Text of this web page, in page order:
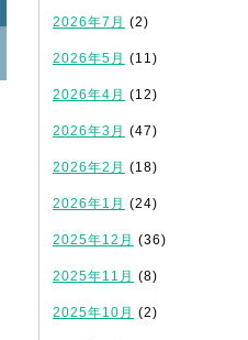
2026年7月 (2)
2026年5月 (11)
2026年4月 (12)
2026年3月 (47)
2026年2月 (18)
2026年1月 (24)
2025年12月 (36)
2025年11月 (8)
2025年10月 (2)